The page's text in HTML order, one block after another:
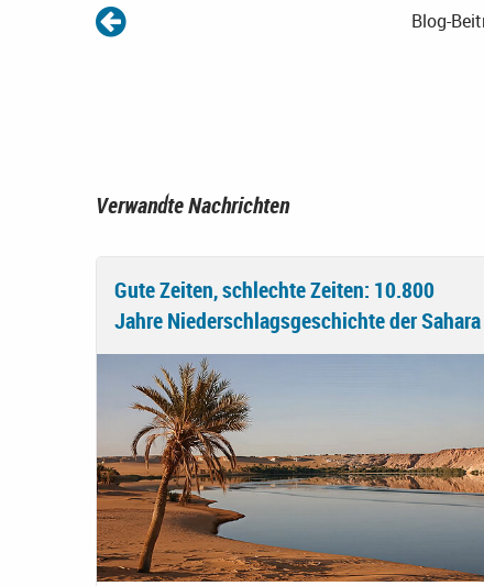
Blog-
Verwandte Nachrichten
Gute Zeiten, schlechte Zeiten: 10.800
Jahre Niederschlagsgeschichte der Sahara